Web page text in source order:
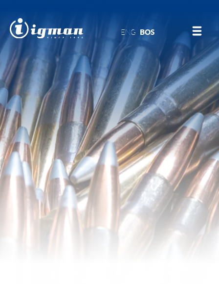
ENG BOS